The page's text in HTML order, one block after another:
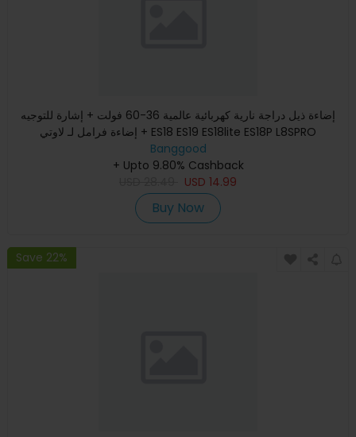
إضاءة ذيل دراجة نارية كهربائية عالمية 36-60 فولت + إشارة للتوجيه
+ إضاءة فرامل لـ لاوتي ES18 ES19 ES18lite ES18P L8SPRO
Banggood
+ Upto 9.80% Cashback
USD 14.99
Buy Now
Save 22%